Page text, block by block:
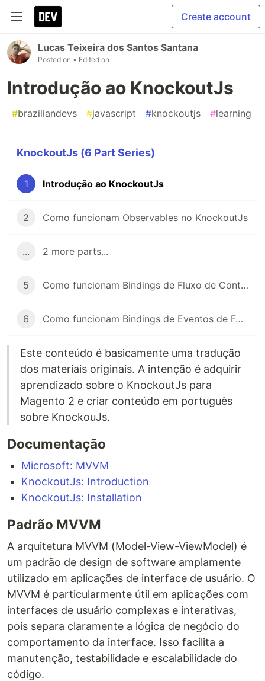
Create account
Lucas Teixeira dos Santos Santana
Posted on • Edited on
Introdução ao KnockoutJs
#braziliandevs #javascript #knockoutjs #learning
KnockoutJs (6 Part Series)
1 Introdução ao KnockoutJs
2 Como funcionam Observables no KnockoutJs
... 2 more parts...
5 Como funcionam Bindings de Fluxo de Controle no KnockoutJs
6 Como funcionam Bindings de Eventos de Formulário no KnockoutJs
Este conteúdo é basicamente uma tradução
dos materiais originais. A intenção é adquirir
aprendizado sobre o KnockoutJs para
Magento 2 e criar conteúdo em português
sobre KnockouJs.
Documentação
Microsoft: MVVM
KnockoutJs: Introduction
KnockoutJs: Installation
Padrão MVVM
A arquitetura MVVM (Model-View-ViewModel) é
um padrão de design de software amplamente
utilizado em aplicações de interface de usuário. O
MVVM é particularmente útil em aplicações com
interfaces de usuário complexas e interativas,
pois separa claramente a lógica de negócio do
comportamento da interface. Isso facilita a
manutenção, testabilidade e escalabilidade do
código.